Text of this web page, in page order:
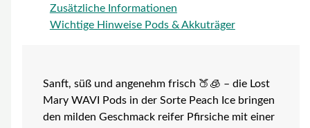
Zusätzliche Informationen
Wichtige Hinweise Pods & Akkuträger
Sanft, süß und angenehm frisch 🍑🧊 – die Lost
Mary WAVI Pods in der Sorte Peach Ice bringen
den milden Geschmack reifer Pfirsiche mit einer